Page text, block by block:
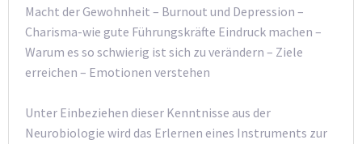
Macht der Gewohnheit – Burnout und Depression –
Charisma-wie gute Führungskräfte Eindruck machen –
Warum es so schwierig ist sich zu verändern – Ziele
erreichen – Emotionen verstehen
Unter Einbeziehen dieser Kenntnisse aus der
Neurobiologie wird das Erlernen eines Instruments zur